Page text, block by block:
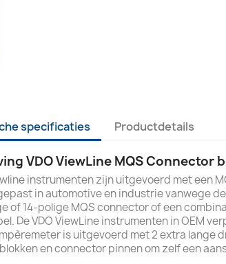
specificaties Productdetails
VDO ViewLine MQS Connector
instrumenten zijn uitgevoerd met een
in automotive en industrie vanwege
of 14-polige MQS connector of een
De VDO ViewLine instrumenten in OEM
is uitgevoerd met 2 extra lange
en connector pinnen om zelf een